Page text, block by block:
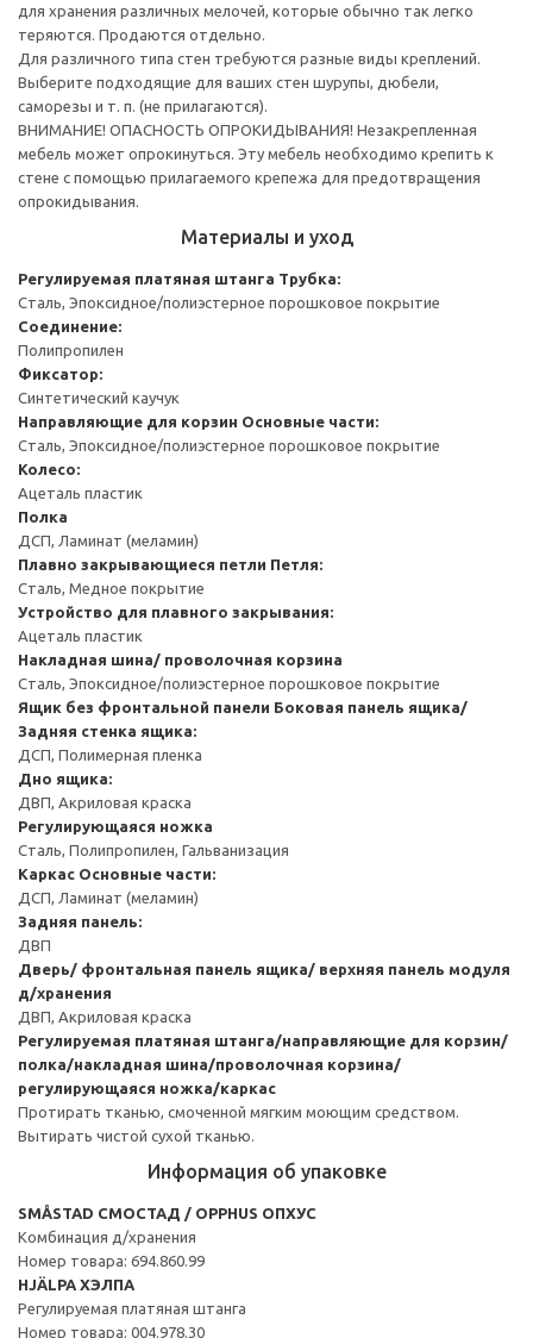
для хранения различных мелочей, которые обычно так легко
теряются. Продаются отдельно.
Для различного типа стен требуются разные виды креплений.
Выберите подходящие для ваших стен шурупы, дюбели,
саморезы и т. п. (не прилагаются).
ВНИМАНИЕ! ОПАСНОСТЬ ОПРОКИДЫВАНИЯ! Незакрепленная
мебель может опрокинуться. Эту мебель необходимо крепить к
стене с помощью прилагаемого крепежа для предотвращения
опрокидывания.
Материалы и уход
Регулируемая платяная штанга Трубка:
Сталь, Эпоксидное/полиэстерное порошковое покрытие
Соединение:
Полипропилен
Фиксатор:
Синтетический каучук
Направляющие для корзин Основные части:
Сталь, Эпоксидное/полиэстерное порошковое покрытие
Колесо:
Ацеталь пластик
Полка
ДСП, Ламинат (меламин)
Плавно закрывающиеся петли Петля:
Сталь, Медное покрытие
Устройство для плавного закрывания:
Ацеталь пластик
Накладная шина/ проволочная корзина
Сталь, Эпоксидное/полиэстерное порошковое покрытие
Ящик без фронтальной панели Боковая панель ящика/
Задняя стенка ящика:
ДСП, Полимерная пленка
Дно ящика:
ДВП, Акриловая краска
Регулирующаяся ножка
Сталь, Полипропилен, Гальванизация
Каркас Основные части:
ДСП, Ламинат (меламин)
Задняя панель:
ДВП
Дверь/ фронтальная панель ящика/ верхняя панель модуля
д/хранения
ДВП, Акриловая краска
Регулируемая платяная штанга/направляющие для корзин/
полка/накладная шина/проволочная корзина/
регулирующаяся ножка/каркас
Протирать тканью, смоченной мягким моющим средством.
Вытирать чистой сухой тканью.
Информация об упаковке
SMÅSTAD СМОСТАД / OPPHUS ОПХУС
Комбинация д/хранения
Номер товара: 694.860.99
HJÄLPA ХЭЛПА
Регулируемая платяная штанга
Номер товара: 004.978.30